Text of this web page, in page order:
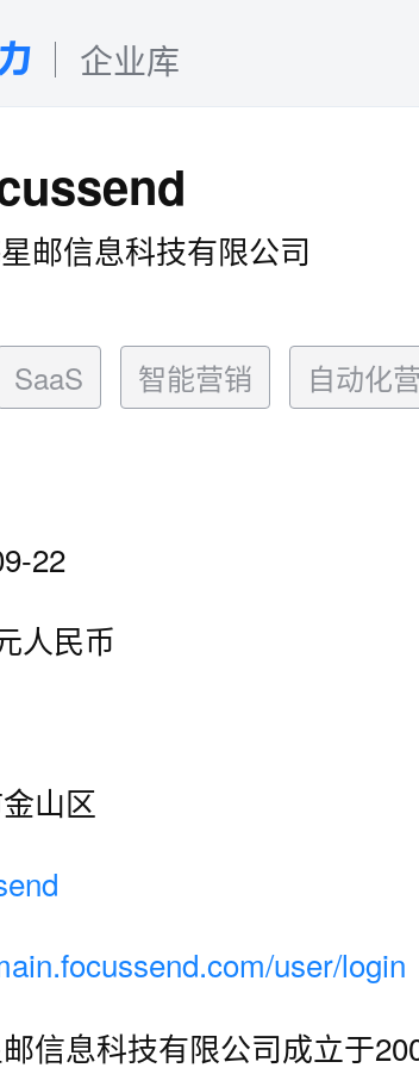
企业库
星邮信息科技有限公司
SaaS 智能营销
自动化
22
人民币
山区
user/login
邮信息科技有限公司成立于